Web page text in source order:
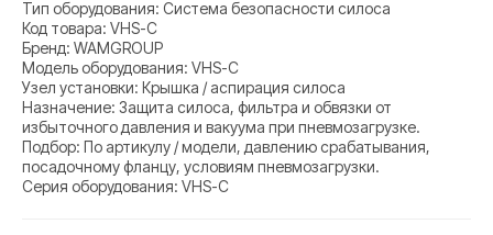
Тип оборудования: Система безопасности силоса
Код товара: VHS-C
Бренд: WAMGROUP
Модель оборудования: VHS-C
Узел установки: Крышка / аспирация силоса
Назначение: Защита силоса, фильтра и обвязки от
избыточного давления и вакуума при пневмозагрузке.
Подбор: По артикулу / модели, давлению срабатывания,
посадочному фланцу, условиям пневмозагрузки.
Серия оборудования: VHS-C